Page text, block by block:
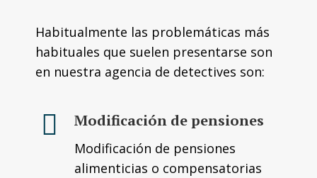
Habitualmente las problemáticas más
habituales que suelen presentarse son
en nuestra agencia de detectives son:
Modificación de pensiones
Modificación de pensiones
alimenticias o compensatorias